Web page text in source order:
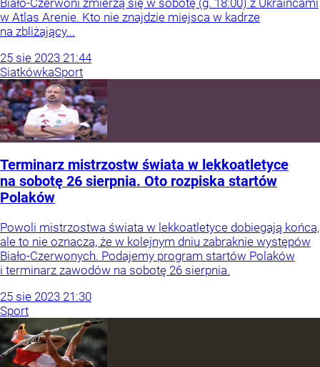
Biało-Czerwoni zmierzą się w sobotę (g. 18:00) z Ukraińcami
w Atlas Arenie. Kto nie znajdzie miejsca w kadrze
na zbliżający...
25 sie 2023 21:44
SiatkówkaSport
Terminarz mistrzostw świata w lekkoatletyce
na sobotę 26 sierpnia. Oto rozpiska startów
Polaków
Powoli mistrzostwa świata w lekkoatletyce dobiegają końca,
ale to nie oznacza, że w kolejnym dniu zabraknie występów
Biało-Czerwonych. Podajemy program startów Polaków
i terminarz zawodów na sobotę 26 sierpnia.
25 sie 2023 21:30
Sport